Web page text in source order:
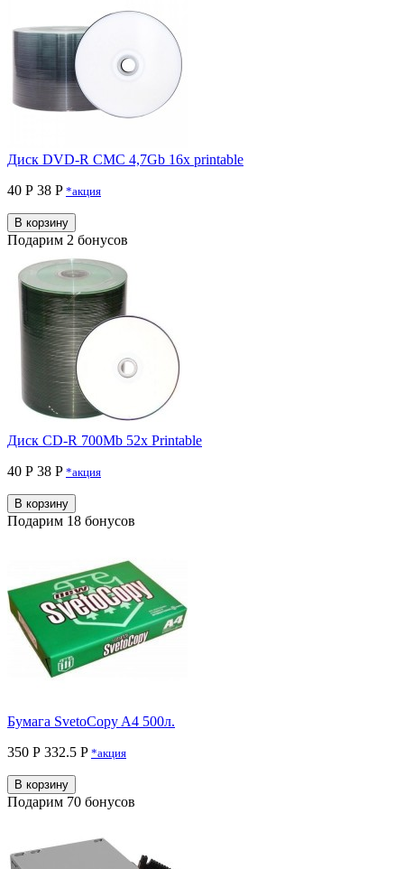
Диск DVD-R CMC 4,7Gb 16x printable
40 Р 38 P *акция
В корзину
Подарим 2 бонусов
Диск CD-R 700Mb 52x Printable
40 Р 38 P *акция
В корзину
Подарим 18 бонусов
Бумага SvetoCopy A4 500л.
350 Р 332.5 P *акция
В корзину
Подарим 70 бонусов